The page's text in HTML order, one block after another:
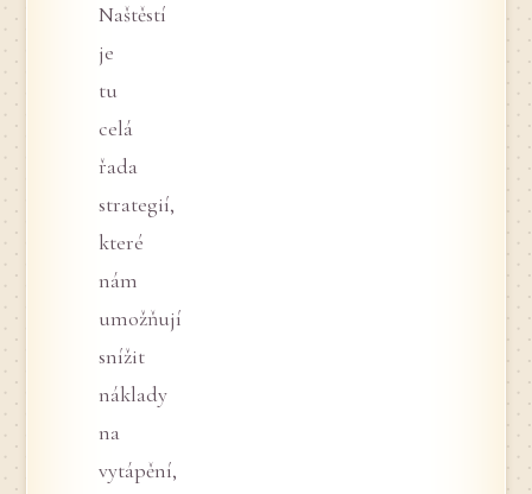
Naštěstí
je
tu
celá
řada
strategií,
které
nám
umožňují
snížit
náklady
na
vytápění,